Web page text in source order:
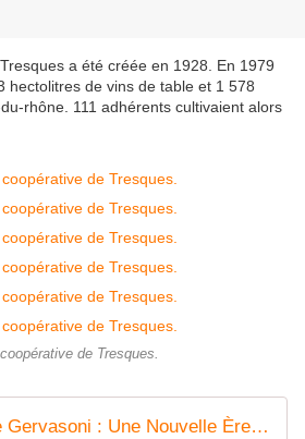
a été créée en 1928. En 1979
hectolitres de vins de table et 1 578
rhône. 111 adhérents cultivaient alors
de Tresques.
Sylvain et Maxime Gervasoni : Une Nouvelle Ère pour la Cave Coopérative de Tresques